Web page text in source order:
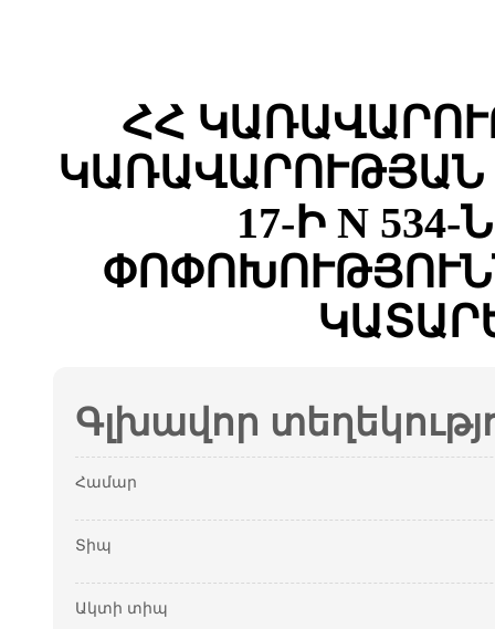
ՀՀ
ԿԱՌԱՎԱՐՈՒԹՅԱՆ
17-Ի N
Գլխավոր
Համար
Տիպ
Ակտի տիպ